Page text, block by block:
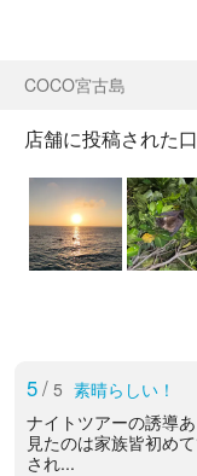
COCO宮古島
店舗に投稿された
5/ 5 素晴らしい！
ナイトツアーの誘導
見たのは家族皆初め
され...